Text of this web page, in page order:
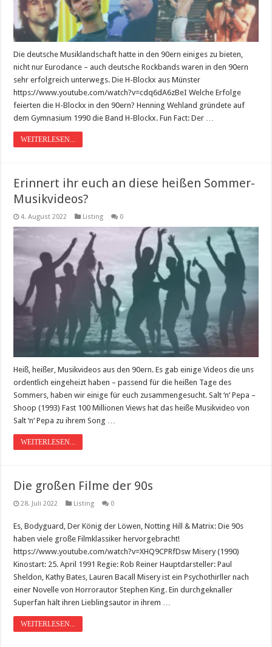
Die deutsche Musiklandschaft hatte in den 90ern einiges zu bieten,
nicht nur Eurodance – auch deutsche Rockbands waren in den 90ern
sehr erfolgreich unterwegs. Die H-Blockx aus Münster
https://www.youtube.com/watch?v=cdq6dA6zBeI Welche Erfolge
feierten die H-Blockx in den 90ern? Henning Wehland gründete auf
dem Gymnasium 1990 die Band H-Blockx. Fun Fact: Der …
WEITERLESEN...
Erinnert ihr euch an diese heißen Sommer-
Musikvideos?
4. August 2022 Listing 0
Heiß, heißer, Musikvideos aus den 90ern. Es gab einige Videos die uns
ordentlich eingeheizt haben – passend für die heißen Tage des
Sommers, haben wir einige für euch zusammengesucht. Salt ‘n‘ Pepa –
Shoop (1993) Fast 100 Millionen Views hat das heiße Musikvideo von
Salt ‘n‘ Pepa zu ihrem Song …
WEITERLESEN...
Die großen Filme der 90s
28. Juli 2022 Listing 0
Es, Bodyguard, Der König der Löwen, Notting Hill & Matrix: Die 90s
haben viele große Filmklassiker hervorgebracht!
https://www.youtube.com/watch?v=XHQ9CPRfDsw Misery (1990)
Kinostart: 25. April 1991 Regie: Rob Reiner Hauptdarsteller: Paul
Sheldon, Kathy Bates, Lauren Bacall Misery ist ein Psychothirller nach
einer Novelle von Horrorautor Stephen King. Ein durchgeknaller
Superfan hält ihren Lieblingsautor in ihrem …
WEITERLESEN...